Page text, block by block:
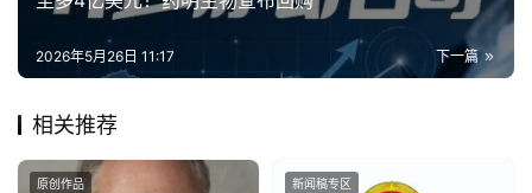
下一篇
2026年5月26日 11:17
相关推荐
原创作品 新闻稿专区